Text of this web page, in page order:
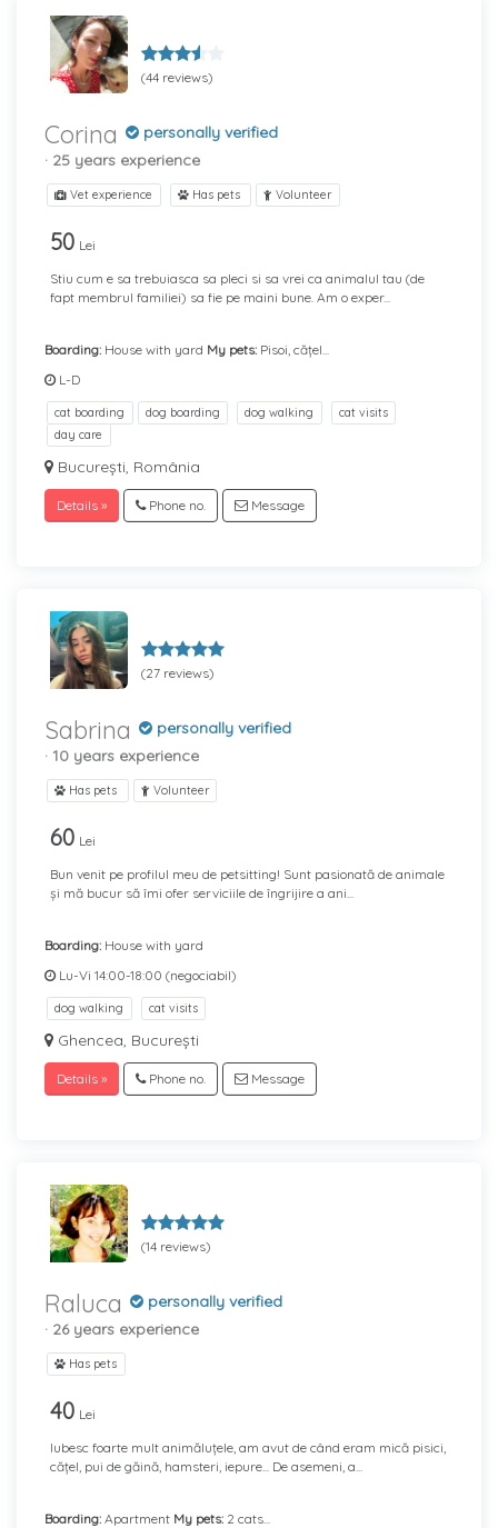
(44 reviews)
Corina
personally verified
· 25 years experience
Vet experience Has pets Volunteer
50 Lei
Stiu cum e sa trebuiasca sa pleci si sa vrei ca animalul tau (de
fapt membrul familiei) sa fie pe maini bune. Am o exper...
Boarding: House with yard My pets: Pisoi, cățel...
L-D
cat boarding dog boarding dog walking
cat visits
day care
București, România
Details » Phone no. Message
(27 reviews)
Sabrina
personally verified
· 10 years experience
Has pets Volunteer
60 Lei
Bun venit pe profilul meu de petsitting! Sunt pasionată de animale
și mă bucur să îmi ofer serviciile de îngrijire a ani...
Boarding: House with yard
Lu-Vi 14:00-18:00 (negociabil)
dog walking cat visits
Ghencea, București
Details » Phone no. Message
(14 reviews)
Raluca
personally verified
· 26 years experience
Has pets
40 Lei
Iubesc foarte mult animăluțele, am avut de când eram mică pisici,
cățel, pui de găină, hamsteri, iepure... De asemeni, a...
Boarding: Apartment My pets: 2 cats...